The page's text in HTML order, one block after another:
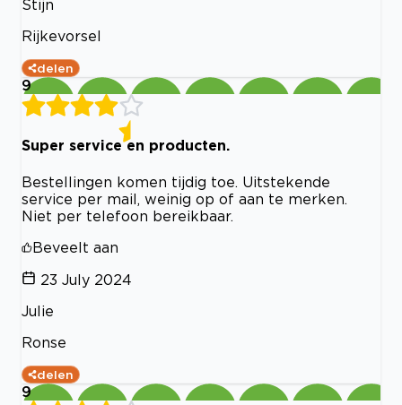
Stijn
Rijkevorsel
delen
9
Super service en producten.
Bestellingen komen tijdig toe. Uitstekende
service per mail, weinig op of aan te merken.
Niet per telefoon bereikbaar.
Beveelt aan
23 July 2024
Julie
Ronse
delen
9